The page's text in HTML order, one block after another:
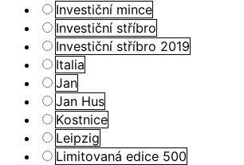
Investiční mince
Investiční stříbro
Investiční stříbro 2019
Italia
Jan
Jan Hus
Kostnice
Leipzig
Limitovaná edice 500